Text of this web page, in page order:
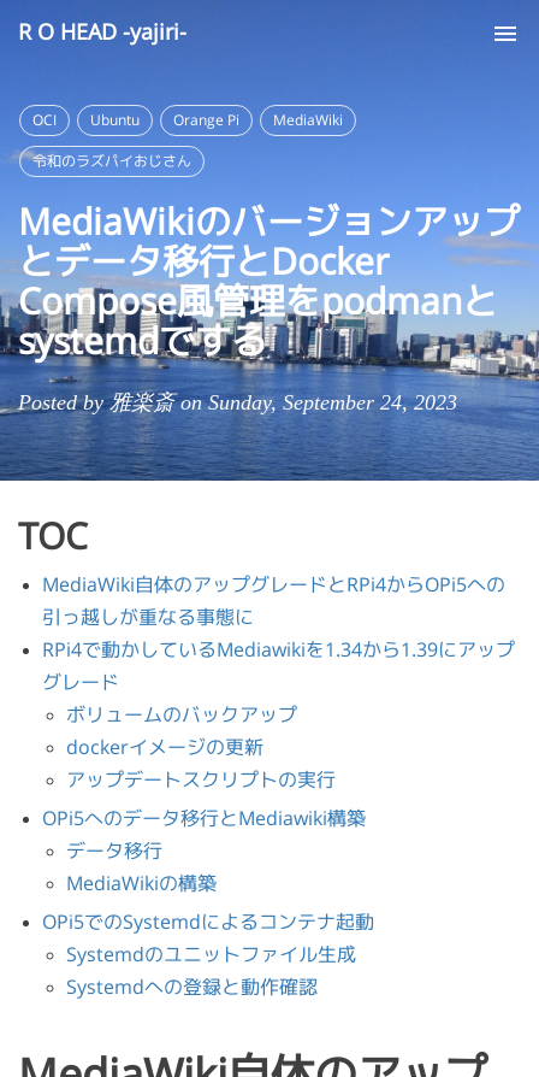
R O HEAD -yajiri-
OCI Ubuntu Orange Pi MediaWiki
令和のラズパイおじさん
MediaWikiのバージョンアップ
とデータ移行とDocker
Compose風管理をpodmanと
systemdでする
Posted by 雅楽斎 on Sunday, September 24, 2023
TOC
MediaWiki自体のアップグレードとRPi4からOPi5への
引っ越しが重なる事態に
RPi4で動かしているMediawikiを1.34から1.39にアップ
グレード
ボリュームのバックアップ
dockerイメージの更新
アップデートスクリプトの実行
OPi5へのデータ移行とMediawiki構築
データ移行
MediaWikiの構築
OPi5でのSystemdによるコンテナ起動
Systemdのユニットファイル生成
Systemdへの登録と動作確認